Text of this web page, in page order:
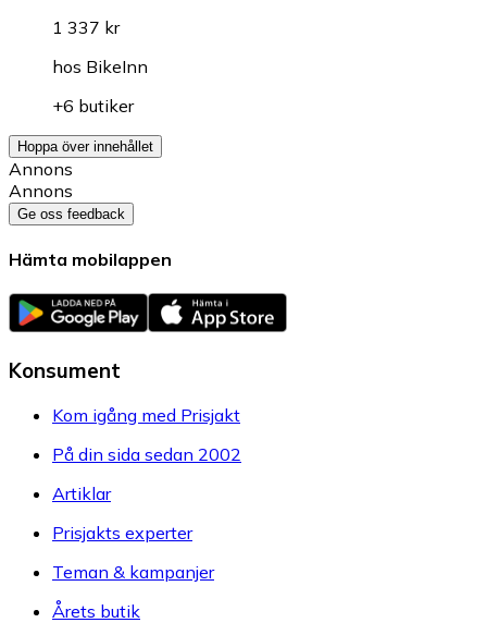
1 337 kr
hos BikeInn
+6 butiker
Hoppa över innehållet
Annons
Annons
Ge oss feedback
Hämta mobilappen
Konsument
Kom igång med Prisjakt
På din sida sedan 2002
Artiklar
Prisjakts experter
Teman & kampanjer
Årets butik